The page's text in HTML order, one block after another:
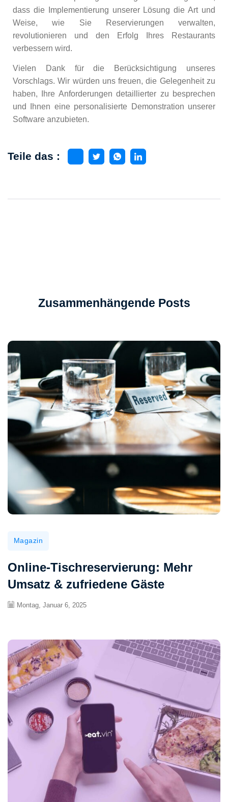
dass die Implementierung unserer Lösung die Art und
Weise, wie Sie Reservierungen verwalten,
revolutionieren und den Erfolg Ihres Restaurants
verbessern wird.
Vielen Dank für die Berücksichtigung unseres
Vorschlags. Wir würden uns freuen, die Gelegenheit zu
haben, Ihre Anforderungen detaillierter zu besprechen
und Ihnen eine personalisierte Demonstration unserer
Software anzubieten.
Teile das :
Zusammenhängende Posts
Magazin
Online-Tischreservierung: Mehr
Umsatz & zufriedene Gäste
Montag, Januar 6, 2025